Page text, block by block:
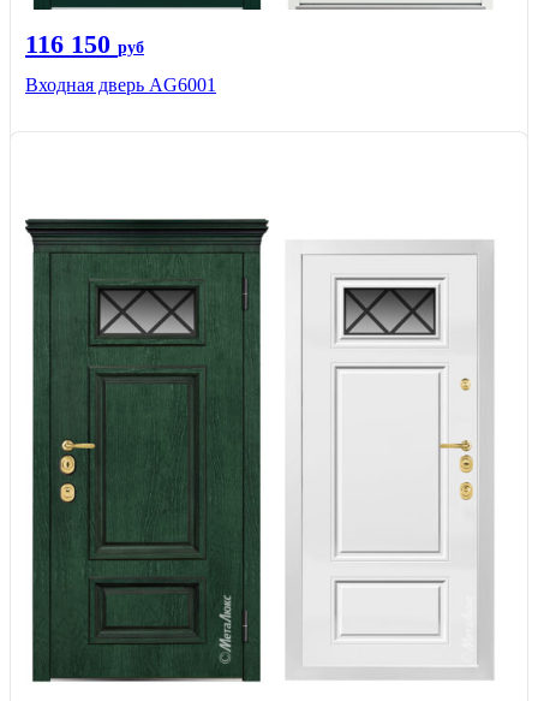
116 150 руб
Входная дверь AG6001